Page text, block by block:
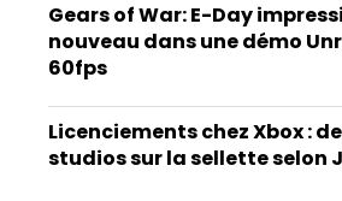
Gears of War: E-Day
nouveau dans une démo
60fps
Licenciements chez Xbox :
studios sur la sellette selon